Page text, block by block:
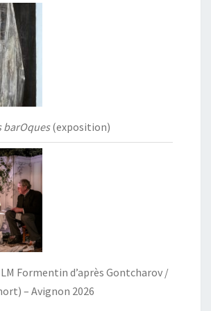
barOques(exposition)
Formentin d’après Gontcharov /
– Avignon 2026